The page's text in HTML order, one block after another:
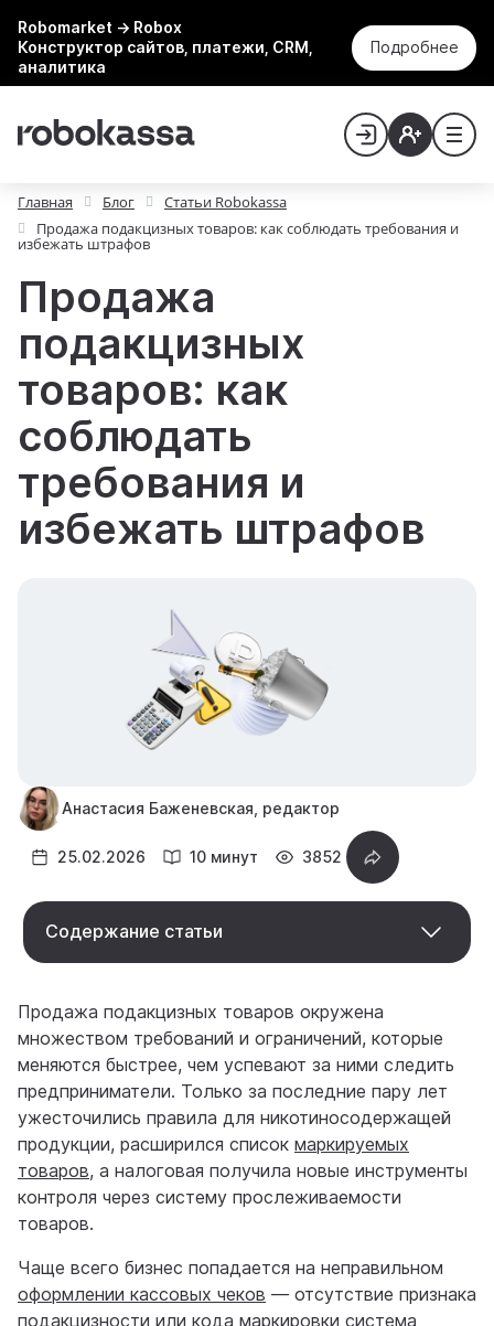
Robomarket → Robox
Конструктор сайтов, платежи, CRM,
аналитика
Подробнее
Главная Блог
Статьи Robokassa
Продажа подакцизных товаров: как соблюдать требования и
избежать штрафов
Продажа
подакцизных
товаров: как
соблюдать
требования и
избежать штрафов
Анастасия Баженевская, редактор
25.02.2026 10 минут 3852
Содержание статьи
Продажа подакцизных товаров окружена
множеством требований и ограничений, которые
меняются быстрее, чем успевают за ними следить
предприниматели. Только за последние пару лет
ужесточились правила для никотиносодержащей
продукции, расширился список маркируемых
товаров, а налоговая получила новые инструменты
контроля через систему прослеживаемости
товаров.
Чаще всего бизнес попадается на неправильном
оформлении кассовых чеков — отсутствие признака
подакцизности или кода маркировки система